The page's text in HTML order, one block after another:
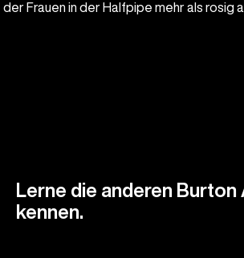
der Frauen in der Halfpipe mehr als rosig
Lerne die anderen Burton
kennen.